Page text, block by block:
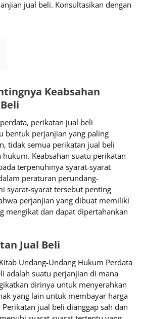
jual beli. Konsultasikan dengan
Keabsahan
perikatan jual beli
bentuk perjanjian yang paling
tidak semua perikatan jual beli
Keabsahan suatu perikatan
terpenuhinya syarat-syarat
peraturan perundang-
syarat-syarat tersebut penting
perjanjian yang dibuat memiliki
mengikat dan dapat dipertahankan
Jual Beli
Undang-Undang Hukum Perdata
adalah suatu perjanjian di mana
dirinya untuk menyerahkan
yang lain untuk membayar harga
jual beli dianggap sah dan